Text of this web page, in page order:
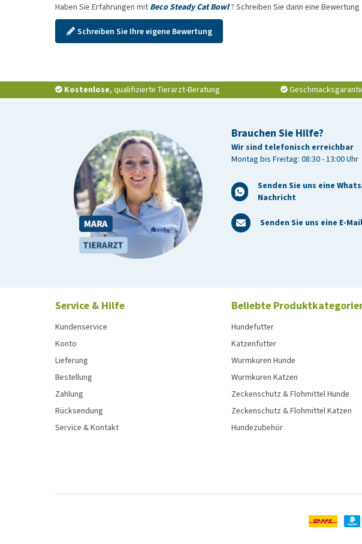
Haben Sie Erfahrungen mit Beco Steady Cat Bowl? Schreiben Sie dann eine
Schreiben Sie Ihre eigene Bewertung
Kostenlose, qualifizierte Tierarzt-Beratung
Brauchen Sie Hilfe?
Wir sind telefonisch erreichbar
Montag bis Freitag: 08:30 - 13:00 Uhr
Senden Sie uns eine
Nachricht
Senden Sie uns eine E-Mail
Service & Hilfe
Kundenservice
Konto
Lieferung
Bestellung
Zahlung
Rücksendung
Service & Kontakt
Beliebte
Hundefutter
Katzenfutter
Wurmkuren Hunde
Wurmkuren Katzen
Zeckenschutz & Flohmittel Hunde
Zeckenschutz & Flohmittel Katzen
Hundezubehör